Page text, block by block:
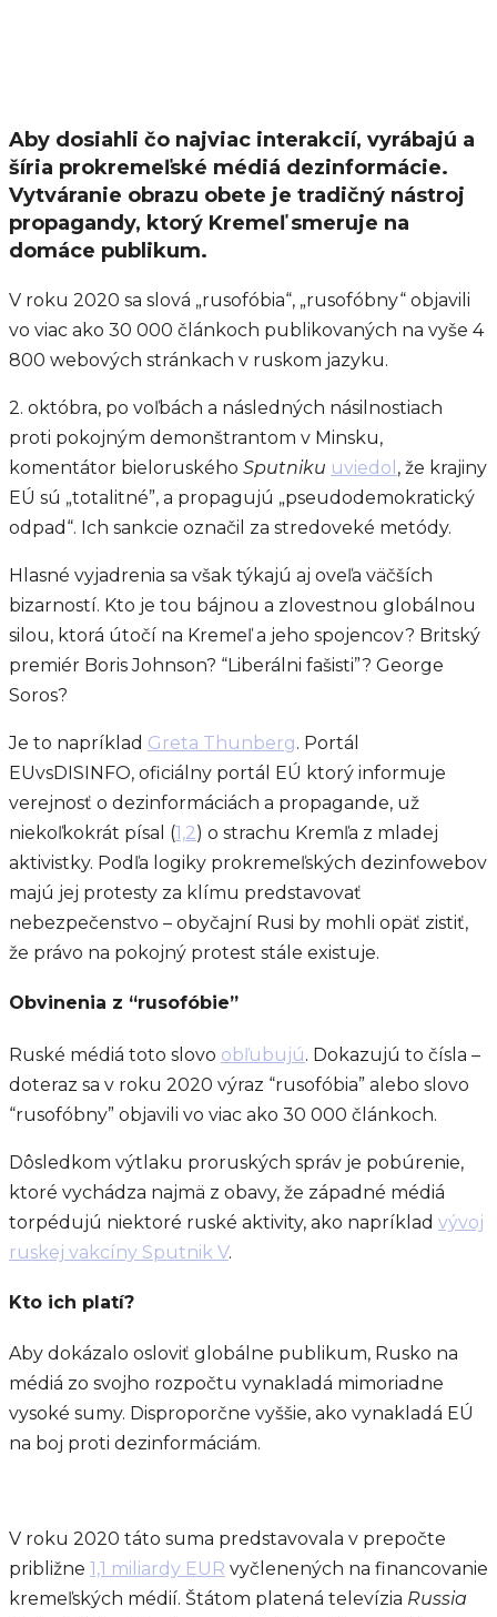
Aby dosiahli čo najviac interakcií, vyrábajú a
šíria prokremeľské médiá dezinformácie.
Vytváranie obrazu obete je tradičný nástroj
propagandy, ktorý Kremeľ smeruje na
domáce publikum.
V roku 2020 sa slová „rusofóbia“, „rusofóbny“ objavili
vo viac ako 30 000 článkoch publikovaných na vyše 4
800 webových stránkach v ruskom jazyku.
2. októbra, po voľbách a následných násilnostiach
proti pokojným demonštrantom v Minsku,
komentátor bieloruského Sputniku uviedol , že krajiny
EÚ sú „totalitné”, a propagujú „pseudodemokratický
odpad“. Ich sankcie označil za stredoveké metódy.
Hlasné vyjadrenia sa však týkajú aj oveľa väčších
bizarností. Kto je tou bájnou a zlovestnou globálnou
silou, ktorá útočí na Kremeľ a jeho spojencov? Britský
premiér Boris Johnson? “Liberálni fašisti”? George
Soros?
Je to napríklad Greta Thunberg. Portál
EUvsDISINFO, oficiálny portál EÚ ktorý informuje
verejnosť o dezinformáciách a propagande, už
niekoľkokrát písal (1,2) o strachu Kremľa z mladej
aktivistky. Podľa logiky prokremeľských dezinfowebov
majú jej protesty za klímu predstavovať
nebezpečenstvo – obyčajní Rusi by mohli opäť zistiť,
že právo na pokojný protest stále existuje.
Obvinenia z “rusofóbie”
Ruské médiá toto slovo obľubujú. Dokazujú to čísla –
doteraz sa v roku 2020 výraz “rusofóbia” alebo slovo
“rusofóbny” objavili vo viac ako 30 000 článkoch.
Dôsledkom výtlaku proruských správ je pobúrenie,
ktoré vychádza najmä z obavy, že západné médiá
torpédujú niektoré ruské aktivity, ako napríklad vývoj
ruskej vakcíny Sputnik V.
Kto ich platí?
Aby dokázalo osloviť globálne publikum, Rusko na
médiá zo svojho rozpočtu vynakladá mimoriadne
vysoké sumy. Disproporčne vyššie, ako vynakladá EÚ
na boj proti dezinformáciám.
V roku 2020 táto suma predstavovala v prepočte
približne 1,1 miliardy EUR vyčlenených na financovanie
kremeľských médií. Štátom platená televízia Russia